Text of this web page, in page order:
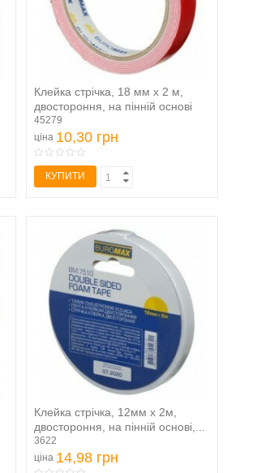
Клейка стрічка, 18 мм х 2 м,
двостороння, на пінній основі
45279
ціна 10,30 грн
КУПИТИ
Клейка стрічка, 12мм х 2м,
двостороння, на пінній основі,...
3622
ціна 14,98 грн